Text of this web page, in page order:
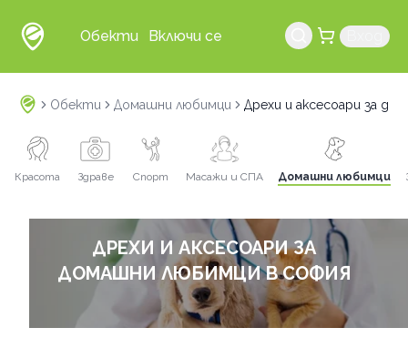
Обекти Включи се
Обекти Домашни любимци Дрехи и аксесоари за
Красота Здраве Спорт Масажи и СПА Домашни любимци
ДРЕХИ И АКСЕСОАРИ ЗА
ДОМАШНИ ЛЮБИМЦИ В СОФИЯ